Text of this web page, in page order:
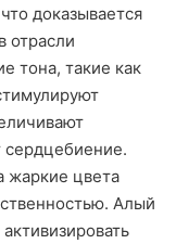
доказывается
отрасли
тона, такие как
сердцебиение.
жаркие цвета
Алый